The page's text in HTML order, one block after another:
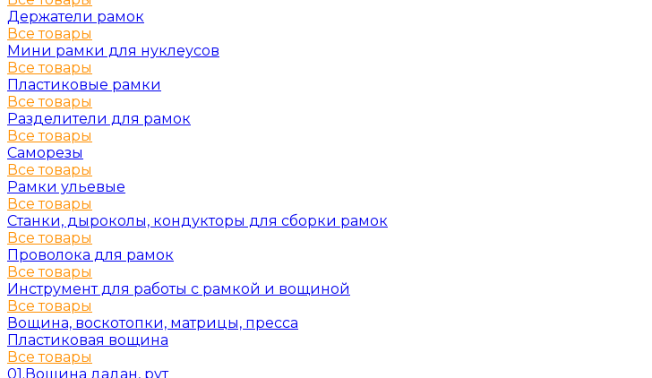
Держатели рамок
Все товары
Мини рамки для нуклеусов
Все товары
Пластиковые рамки
Все товары
Разделители для рамок
Все товары
Саморезы
Все товары
Рамки ульевые
Все товары
Станки, дыроколы, кондукторы для сборки рамок
Все товары
Проволока для рамок
Все товары
Инструмент для работы с рамкой и вощиной
Все товары
Вощина, воскотопки, матрицы, пресса
Пластиковая вощина
Все товары
01.Вощина дадан, рут